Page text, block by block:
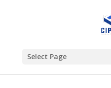
Select Page